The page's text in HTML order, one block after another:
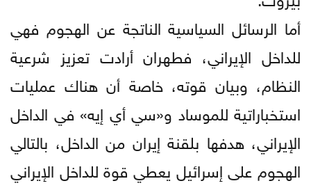
أما الرسائل السياسية الناتجة عن الهجوم فهي
للداخل الإيراني، فطهران أرادت تعزيز شرعية
النظام، وبيان قوته، خاصة أن هناك عمليات
استخباراتية للموساد و«سي أي إيه» في الداخل
الإيراني، هدفها بلقنة إيران من الداخل، بالتالي
الهجوم على إسرائيل يعطي قوة للداخل الإيراني